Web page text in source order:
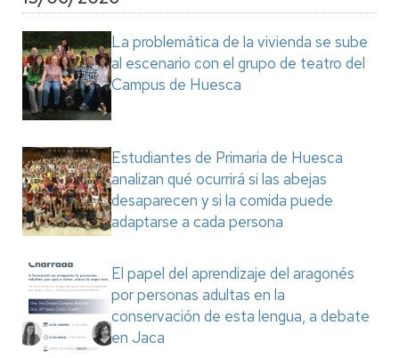
La problemática de la vivienda se sube
al escenario con el grupo de teatro del
Campus de Huesca
Estudiantes de Primaria de Huesca
analizan qué ocurrirá si las abejas
desaparecen y si la comida puede
adaptarse a cada persona
El papel del aprendizaje del aragonés
por personas adultas en la
conservación de esta lengua, a debate
en Jaca